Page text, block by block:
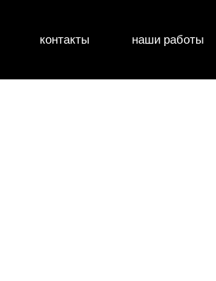
контакты наши работы